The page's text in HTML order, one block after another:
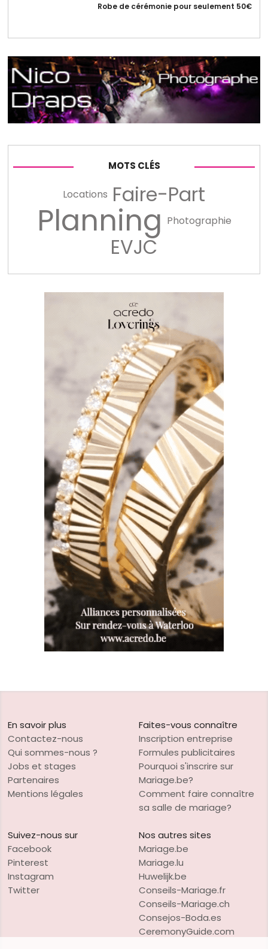
Robe de cérémonie pour seulement 50€
MOTS CLÉS
Locations Faire-Part
Planning Photographie
EVJC
En savoir plus
Contactez-nous
Qui sommes-nous ?
Jobs et stages
Partenaires
Mentions légales
Faites-vous connaître
Inscription entreprise
Formules publicitaires
Pourquoi s'inscrire sur
Mariage.be?
Comment faire connaître
sa salle de mariage?
Suivez-nous sur
Facebook
Pinterest
Instagram
Twitter
Nos autres sites
Mariage.be
Mariage.lu
Huwelijk.be
Conseils-Mariage.fr
Conseils-Mariage.ch
Consejos-Boda.es
CeremonyGuide.com